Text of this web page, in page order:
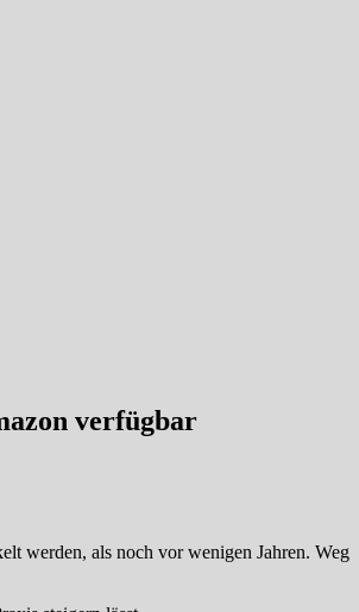
verfügbar
werden, als noch vor wenigen Jahren. Weg